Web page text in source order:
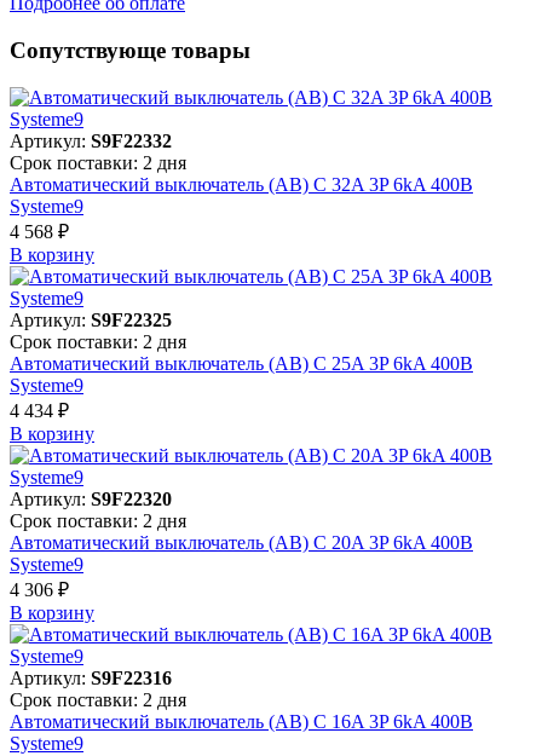
Сопутствующе товары
Артикул: S9F22332
Срок поставки: 2 дня
Автоматический выключатель (АВ) C 32A 3P 6kA 400В
Systeme9
4 568 ₽
В корзинy
Артикул: S9F22325
Срок поставки: 2 дня
Автоматический выключатель (АВ) C 25A 3P 6kA 400В
Systeme9
4 434 ₽
В корзинy
Артикул: S9F22320
Срок поставки: 2 дня
Автоматический выключатель (АВ) C 20A 3P 6kA 400В
Systeme9
4 306 ₽
В корзинy
Артикул: S9F22316
Срок поставки: 2 дня
Автоматический выключатель (АВ) C 16A 3P 6kA 400В
Systeme9